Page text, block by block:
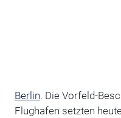
Berlin. Die Vorfeld-
Flughafen setzten